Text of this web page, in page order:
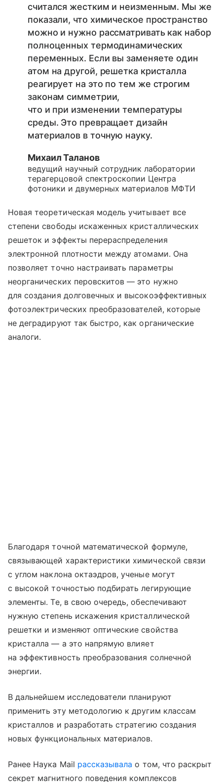
считался жестким и неизменным. Мы же
показали, что химическое пространство
можно и нужно рассматривать как набор
полноценных термодинамических
переменных. Если вы заменяете один
атом на другой, решетка кристалла
реагирует на это по тем же строгим
законам симметрии,
что и при изменении температуры
среды. Это превращает дизайн
материалов в точную науку.
Михаил Таланов
ведущий научный сотрудник лаборатории
терагерцовой спектроскопии Центра
фотоники и двумерных материалов МФТИ
Новая теоретическая модель учитывает все
степени свободы искаженных кристаллических
решеток и эффекты перераспределения
электронной плотности между атомами. Она
позволяет точно настраивать параметры
неорганических перовскитов — это нужно
для создания долговечных и высокоэффективных
фотоэлектрических преобразователей, которые
не деградируют так быстро, как органические
аналоги.
Благодаря точной математической формуле,
связывающей характеристики химической связи
с углом наклона октаэдров, ученые могут
с высокой точностью подбирать легирующие
элементы. Те, в свою очередь, обеспечивают
нужную степень искажения кристаллической
решетки и изменяют оптические свойства
кристалла — а это напрямую влияет
на эффективность преобразования солнечной
энергии.
В дальнейшем исследователи планируют
применить эту методологию к другим классам
кристаллов и разработать стратегию создания
новых функциональных материалов.
Ранее Наука Mail рассказывала о том, что раскрыт
секрет магнитного поведения комплексов